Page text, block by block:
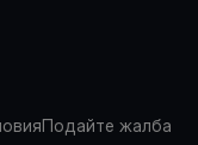
Подайте жалба